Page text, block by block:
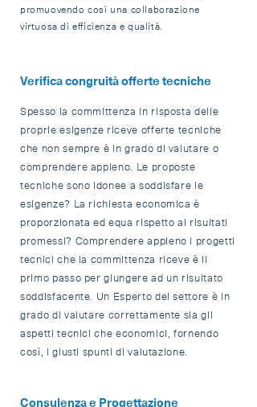
promuovendo così una collaborazione
virtuosa di efficienza e qualità.
Verifica congruità offerte tecniche
Spesso la committenza in risposta delle
proprie esigenze riceve offerte tecniche
che non sempre è in grado di valutare o
comprendere appieno. Le proposte
tecniche sono idonee a soddisfare le
esigenze? La richiesta economica è
proporzionata ed equa rispetto ai risultati
promessi? Comprendere appieno i progetti
tecnici che la committenza riceve è il
primo passo per giungere ad un risultato
soddisfacente. Un Esperto del settore è in
grado di valutare correttamente sia gli
aspetti tecnici che economici, fornendo
così, i giusti spunti di valutazione.
Consulenza e Progettazione